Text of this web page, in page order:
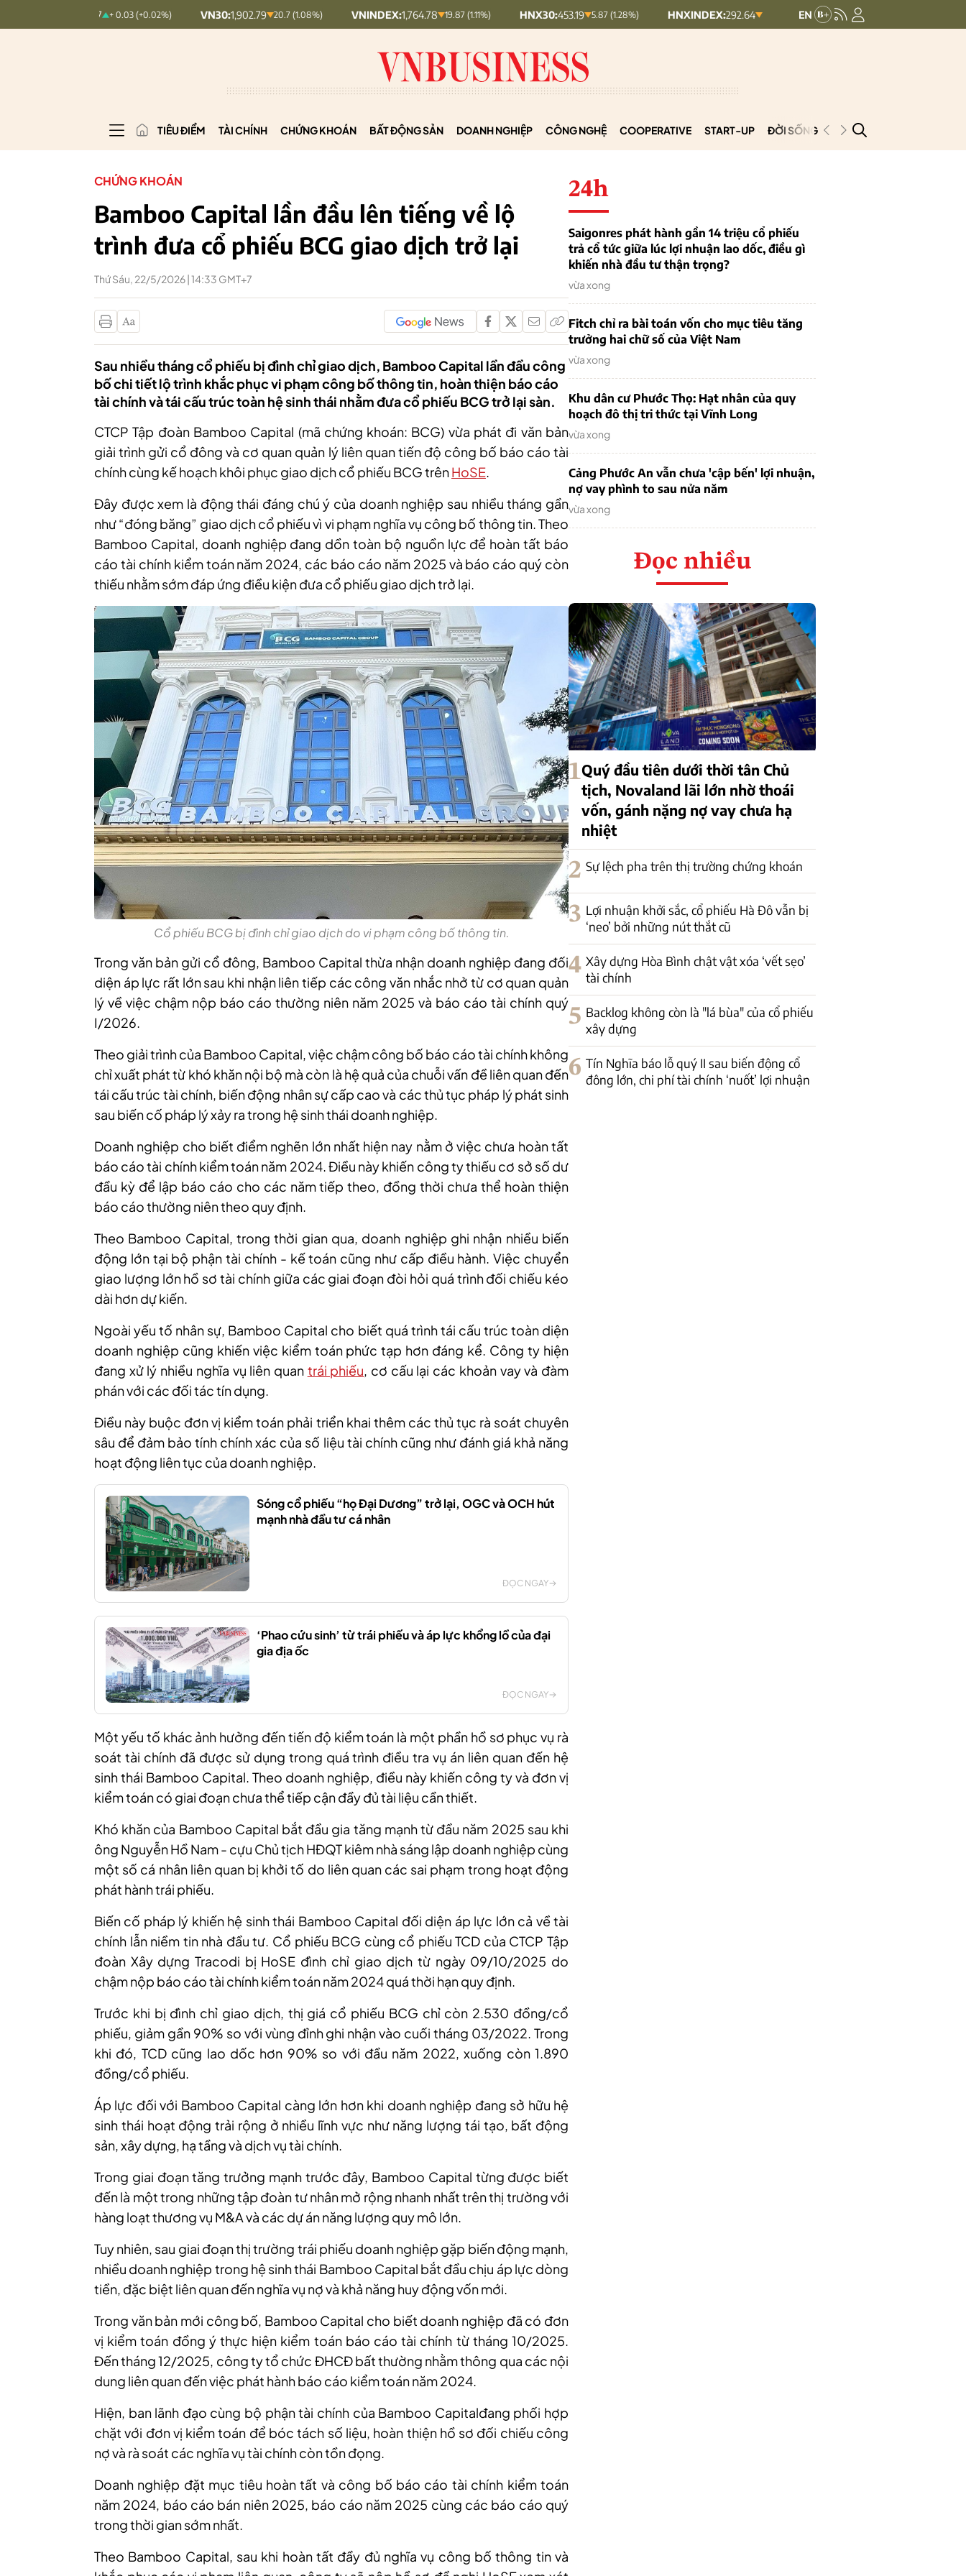
+ 0.03 (+0.02%) VN30: 1,902.79 20.7 (1.08%) VNINDEX: 1,764.78 19.87 (1.11%) HNX30: 453.19 5.87 (1.28%) HNXINDEX:292.64 8.56 (2.84%) UPCOMINDEX:127.17
TIÊU ĐIỂM TÀI CHÍNH CHỨNG KHOÁN BẤT ĐỘNG SẢN DOANH NGHIỆP CÔNG NGHỆ COOPERATIVE START-UP ĐỜI SỐNG PODCAST
CHỨNG KHOÁN
Bamboo Capital lần đầu lên tiếng về lộ
trình đưa cổ phiếu BCG giao dịch trở lại
Thứ Sáu, 22/5/2026 | 14:33 GMT+7
Sau nhiều tháng cổ phiếu bị đình chỉ giao dịch, Bamboo Capital lần đầu công
bố chi tiết lộ trình khắc phục vi phạm công bố thông tin, hoàn thiện báo cáo
tài chính và tái cấu trúc toàn hệ sinh thái nhằm đưa cổ phiếu BCG trở lại sàn.
CTCP Tập đoàn Bamboo Capital (mã chứng khoán: BCG) vừa phát đi văn bản
giải trình gửi cổ đông và cơ quan quản lý liên quan tiến độ công bố báo cáo tài
chính cùng kế hoạch khôi phục giao dịch cổ phiếu BCG trênHoSE.
Đây được xem là động thái đáng chú ý của doanh nghiệp sau nhiều tháng gần
như “đóng băng” giao dịch cổ phiếu vì vi phạm nghĩa vụ công bố thông tin. Theo
Bamboo Capital, doanh nghiệp đang dồn toàn bộ nguồn lực để hoàn tất báo
cáo tài chính kiểm toán năm 2024, các báo cáo năm 2025 và báo cáo quý còn
thiếu nhằm sớm đáp ứng điều kiện đưa cổ phiếu giao dịch trở lại.
Cổ phiếu BCG bị đình chỉ giao dịch do vi phạm công bố thông tin.
Trong văn bản gửi cổ đông, Bamboo Capital thừa nhận doanh nghiệp đang đối
diện áp lực rất lớn sau khi nhận liên tiếp các công văn nhắc nhở từ cơ quan quản
lý về việc chậm nộp báo cáo thường niên năm 2025 và báo cáo tài chính quý
I/2026.
Theo giải trình của Bamboo Capital, việc chậm công bố báo cáo tài chính không
chỉ xuất phát từ khó khăn nội bộ mà còn là hệ quả của chuỗi vấn đề liên quan đến
tái cấu trúc tài chính, biến động nhân sự cấp cao và các thủ tục pháp lý phát sinh
sau biến cố pháp lý xảy ra trong hệ sinh thái doanh nghiệp.
Doanh nghiệp cho biết điểm nghẽn lớn nhất hiện nay nằm ở việc chưa hoàn tất
báo cáo tài chính kiểm toán năm 2024. Điều này khiến công ty thiếu cơ sở số dư
đầu kỳ để lập báo cáo cho các năm tiếp theo, đồng thời chưa thể hoàn thiện
báo cáo thường niên theo quy định.
Theo Bamboo Capital, trong thời gian qua, doanh nghiệp ghi nhận nhiều biến
động lớn tại bộ phận tài chính - kế toán cũng như cấp điều hành. Việc chuyển
giao lượng lớn hồ sơ tài chính giữa các giai đoạn đòi hỏi quá trình đối chiếu kéo
dài hơn dự kiến.
Ngoài yếu tố nhân sự, Bamboo Capital cho biết quá trình tái cấu trúc toàn diện
doanh nghiệp cũng khiến việc kiểm toán phức tạp hơn đáng kể. Công ty hiện
đang xử lý nhiều nghĩa vụ liên quan trái phiếu , cơ cấu lại các khoản vay và đàm
phán với các đối tác tín dụng.
Điều này buộc đơn vị kiểm toán phải triển khai thêm các thủ tục rà soát chuyên
sâu để đảm bảo tính chính xác của số liệu tài chính cũng như đánh giá khả năng
hoạt động liên tục của doanh nghiệp.
ĐỌC NGAY
Sóng cổ phiếu “họ Đại Dương” trở lại, OGC và OCH hút
mạnh nhà đầu tư cá nhân
ĐỌC NGAY
‘Phao cứu sinh’ từ trái phiếu và áp lực khổng lồ của đại
gia địa ốc
Một yếu tố khác ảnh hưởng đến tiến độ kiểm toán là một phần hồ sơ phục vụ rà
soát tài chính đã được sử dụng trong quá trình điều tra vụ án liên quan đến hệ
sinh thái Bamboo Capital. Theo doanh nghiệp, điều này khiến công ty và đơn vị
kiểm toán có giai đoạn chưa thể tiếp cận đầy đủ tài liệu cần thiết.
Khó khăn của Bamboo Capital bắt đầu gia tăng mạnh từ đầu năm 2025 sau khi
ông Nguyễn Hồ Nam - cựu Chủ tịch HĐQT kiêm nhà sáng lập doanh nghiệp cùng
một số cá nhân liên quan bị khởi tố do liên quan các sai phạm trong hoạt động
phát hành trái phiếu.
Biến cố pháp lý khiến hệ sinh thái Bamboo Capital đối diện áp lực lớn cả về tài
chính lẫn niềm tin nhà đầu tư. Cổ phiếu BCG cùng cổ phiếu TCD của CTCP Tập
đoàn Xây dựng Tracodi bị HoSE đình chỉ giao dịch từ ngày 09/10/2025 do
chậm nộp báo cáo tài chính kiểm toán năm 2024 quá thời hạn quy định.
Trước khi bị đình chỉ giao dịch, thị giá cổ phiếu BCG chỉ còn 2.530 đồng/cổ
phiếu, giảm gần 90% so với vùng đỉnh ghi nhận vào cuối tháng 03/2022. Trong
khi đó, TCD cũng lao dốc hơn 90% so với đầu năm 2022, xuống còn 1.890
đồng/cổ phiếu.
Áp lực đối với Bamboo Capital càng lớn hơn khi doanh nghiệp đang sở hữu hệ
sinh thái hoạt động trải rộng ở nhiều lĩnh vực như năng lượng tái tạo, bất động
sản, xây dựng, hạ tầng và dịch vụ tài chính.
Trong giai đoạn tăng trưởng mạnh trước đây, Bamboo Capital từng được biết
đến là một trong những tập đoàn tư nhân mở rộng nhanh nhất trên thị trường với
hàng loạt thương vụ M&A và các dự án năng lượng quy mô lớn.
Tuy nhiên, sau giai đoạn thị trường trái phiếu doanh nghiệp gặp biến động mạnh,
nhiều doanh nghiệp trong hệ sinh thái Bamboo Capital bắt đầu chịu áp lực dòng
tiền, đặc biệt liên quan đến nghĩa vụ nợ và khả năng huy động vốn mới.
Trong văn bản mới công bố, Bamboo Capital cho biết doanh nghiệp đã có đơn
vị kiểm toán đồng ý thực hiện kiểm toán báo cáo tài chính từ tháng 10/2025.
Đến tháng 12/2025, công ty tổ chức ĐHCĐ bất thường nhằm thông qua các nội
dung liên quan đến việc phát hành báo cáo kiểm toán năm 2024.
Hiện, ban lãnh đạo cùng bộ phận tài chính của Bamboo Capitalđang phối hợp
chặt với đơn vị kiểm toán để bóc tách số liệu, hoàn thiện hồ sơ đối chiếu công
nợ và rà soát các nghĩa vụ tài chính còn tồn đọng.
Doanh nghiệp đặt mục tiêu hoàn tất và công bố báo cáo tài chính kiểm toán
năm 2024, báo cáo bán niên 2025, báo cáo năm 2025 cùng các báo cáo quý
trong thời gian sớm nhất.
Theo Bamboo Capital, sau khi hoàn tất đầy đủ nghĩa vụ công bố thông tin và
24h
Saigonres phát hành gần 14 triệu cổ phiếu
trả cổ tức giữa lúc lợi nhuận lao dốc, điều gì
khiến nhà đầu tư thận trọng?
vừa xong
Fitch chỉ ra bài toán vốn cho mục tiêu tăng
trưởng hai chữ số của Việt Nam
vừa xong
Khu dân cư Phước Thọ: Hạt nhân của quy
hoạch đô thị tri thức tại Vĩnh Long
vừa xong
Cảng Phước An vẫn chưa 'cập bến' lợi nhuận,
nợ vay phình to sau nửa năm
vừa xong
Đọc nhiều
1Quý đầu tiên dưới thời tân Chủ
tịch, Novaland lãi lớn nhờ thoái
vốn, gánh nặng nợ vay chưa hạ
nhiệt
2 Sự lệch pha trên thị trường chứng khoán
3 Lợi nhuận khởi sắc, cổ phiếu Hà Đô vẫn bị
‘neo’ bởi những nút thắt cũ
4 Xây dựng Hòa Bình chật vật xóa ‘vết sẹo’
tài chính
5 Backlog không còn là "lá bùa" của cổ phiếu
xây dựng
6 Tín Nghĩa báo lỗ quý II sau biến động cổ
đông lớn, chi phí tài chính ‘nuốt’ lợi nhuận